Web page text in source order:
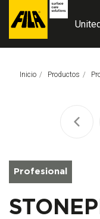
FILA
S.p.A.
Inicio Productos
Profesional